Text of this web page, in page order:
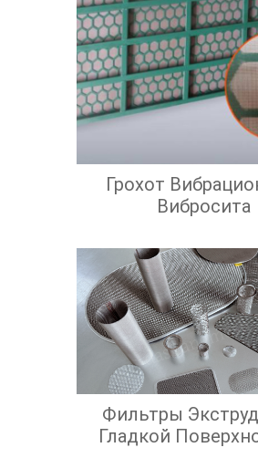
Грохот
Вибросита
Фильтры
Гладкой